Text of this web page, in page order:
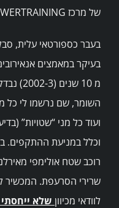
של מרכז POWERTRAINING).
בעבר כספורטאי עלית,
מ 10
השומר, שם נרשמו לי כל
ועוד כל מני “שטויות”
שרירי הסרעפת. המכשיר
לוודאי מכיוון שלא